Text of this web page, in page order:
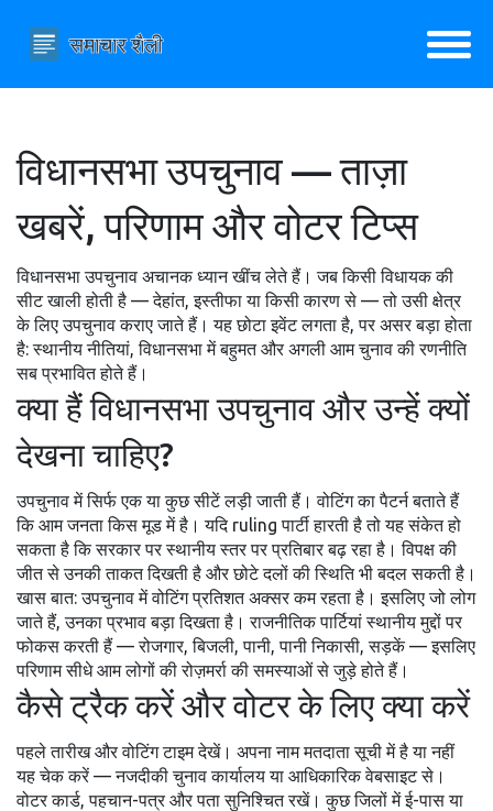
विधानसभा उपचुनाव — ताज़ा
खबरें, परिणाम और वोटर टिप्स
विधानसभा उपचुनाव अचानक ध्यान खींच लेते हैं। जब किसी विधायक की
सीट खाली होती है — देहांत, इस्तीफा या किसी कारण से — तो उसी क्षेत्र
के लिए उपचुनाव कराए जाते हैं। यह छोटा इवेंट लगता है, पर असर बड़ा होता
है: स्थानीय नीतियां, विधानसभा में बहुमत और अगली आम चुनाव की रणनीति
सब प्रभावित होते हैं।
क्या हैं विधानसभा उपचुनाव और उन्हें क्यों
देखना चाहिए?
उपचुनाव में सिर्फ एक या कुछ सीटें लड़ी जाती हैं। वोटिंग का पैटर्न बताते हैं
कि आम जनता किस मूड में है। यदि ruling पार्टी हारती है तो यह संकेत हो
सकता है कि सरकार पर स्थानीय स्तर पर प्रतिबार बढ़ रहा है। विपक्ष की
जीत से उनकी ताकत दिखती है और छोटे दलों की स्थिति भी बदल सकती है।
खास बात: उपचुनाव में वोटिंग प्रतिशत अक्सर कम रहता है। इसलिए जो लोग
जाते हैं, उनका प्रभाव बड़ा दिखता है। राजनीतिक पार्टियां स्थानीय मुद्दों पर
फोकस करती हैं — रोजगार, बिजली, पानी, पानी निकासी, सड़कें — इसलिए
परिणाम सीधे आम लोगों की रोज़मर्रा की समस्याओं से जुड़े होते हैं।
कैसे ट्रैक करें और वोटर के लिए क्या करें
पहले तारीख और वोटिंग टाइम देखें। अपना नाम मतदाता सूची में है या नहीं
यह चेक करें — नजदीकी चुनाव कार्यालय या आधिकारिक वेबसाइट से।
वोटर कार्ड, पहचान-पत्र और पता सुनिश्चित रखें। कुछ जिलों में ई-पास या